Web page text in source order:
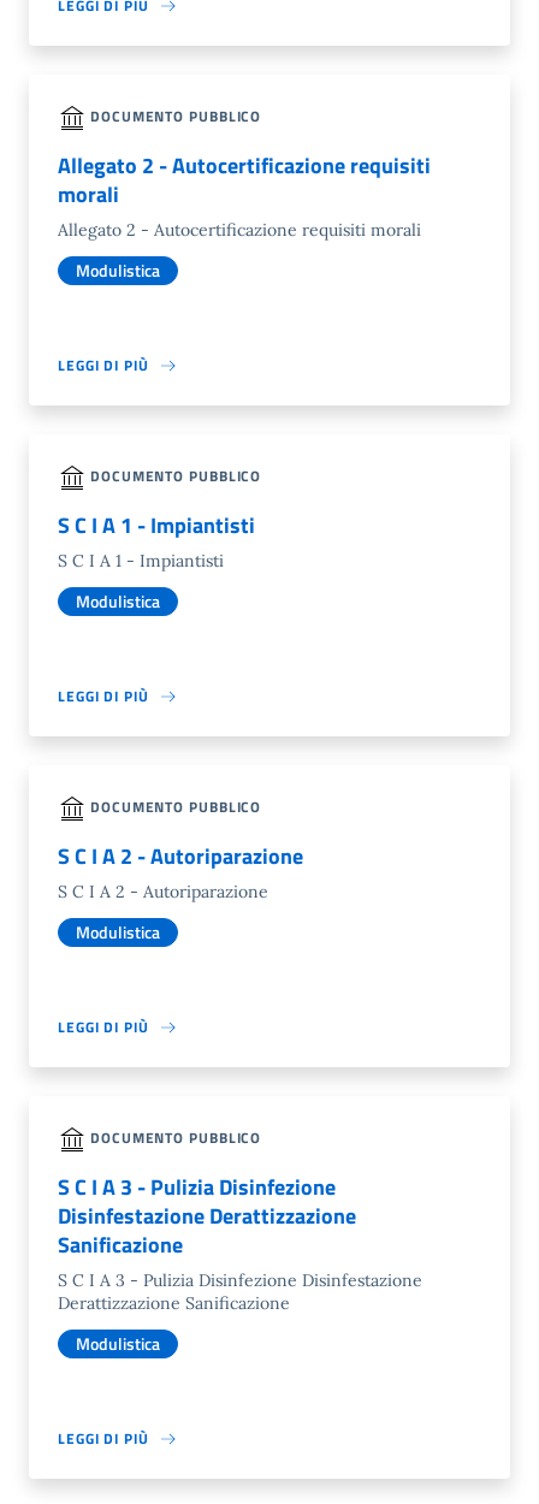
LEGGI DI PIÙ
DOCUMENTO PUBBLICO
Allegato 2 - Autocertificazione requisiti
morali
Allegato 2 - Autocertificazione requisiti morali
Modulistica
LEGGI DI PIÙ
DOCUMENTO PUBBLICO
S C I A 1 - Impiantisti
S C I A 1 - Impiantisti
Modulistica
LEGGI DI PIÙ
DOCUMENTO PUBBLICO
S C I A 2 - Autoriparazione
S C I A 2 - Autoriparazione
Modulistica
LEGGI DI PIÙ
DOCUMENTO PUBBLICO
S C I A 3 - Pulizia Disinfezione
Disinfestazione Derattizzazione
Sanificazione
S C I A 3 - Pulizia Disinfezione Disinfestazione
Derattizzazione Sanificazione
Modulistica
LEGGI DI PIÙ